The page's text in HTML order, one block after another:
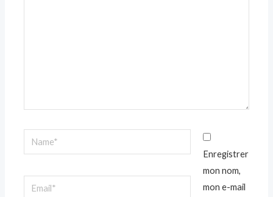
Name*
Email*
Enregistrer
mon nom,
mon e-mail